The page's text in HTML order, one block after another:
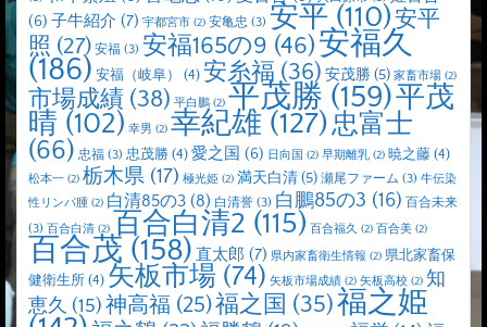
(6) 子牛紹介 (7) 宇都宮市 (2) 安亀忠 (3) 安平 (110)安平
照 (27) 安福 (3) 安福165の9 (46)安福久
(186) 安福（岐阜） (4) 安糸福 (36) 安茂勝 (5) 家畜市場 (2)
市場成績 (38) 平白鵬 (2) 平茂勝 (159)平茂
晴 (102) 幸男 (2) 幸紀雄 (127)忠富士
(66) 忠福 (3) 忠茂勝 (4) 愛之国 (6) 日向国 (2) 早期離乳 (2) 暁之藤 (4)
松本一 (2) 栃木県 (17) 極光姫 (2) 満天白清(5) 瀬尾ファーム (3) 牛伝染
性リンパ腫 (2) 白清85の3 (8) 白清誉 (3) 白鵬85の3 (16) 百合未来
(3) 百合白清 (2) 百合白清2 (115) 百合福久 (2) 百合美 (2)
百合茂 (158) 直太郎 (7) 県内家畜衛生情報 (2) 県北家畜保
健衛生所 (4) 矢板市場 (74) 矢板市場成績 (2) 矢板高校 (2) 知
恵久 (15) 神高福 (25)福之国 (35)福之姫